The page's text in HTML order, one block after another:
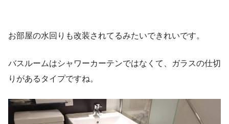
お部屋の水回りも改装されてるみたいできれいです。
バスルームはシャワーカーテンではなくて、ガラスの仕切
りがあるタイプですね。